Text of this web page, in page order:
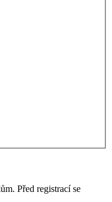
Před registrací se